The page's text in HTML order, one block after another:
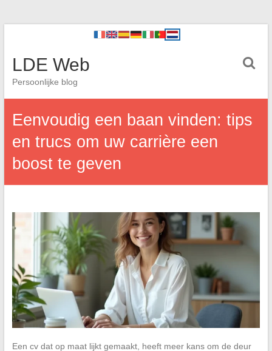
LDE Web
Persoonlijke blog
Eenvoudig een baan vinden: tips
en trucs om uw carrière een
boost te geven
Een cv dat op maat lijkt gemaakt, heeft meer kans om de deur